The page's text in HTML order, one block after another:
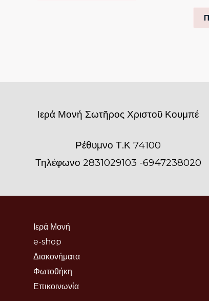
Iερά Μονή Σωτῆρος Χριστοῦ Κουμπέ
Ρέθυμνο Τ.Κ 74100
Τηλέφωνο 2831029103 -6947238020
Ιερά Μονή
e-shop
Διακονήματα
Φωτοθήκη
Επικοινωνία